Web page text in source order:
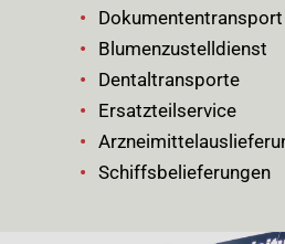
Dokumententransport
Blumenzustelldienst
Dentaltransporte
Ersatzteilservice
Schiffsbelieferungen